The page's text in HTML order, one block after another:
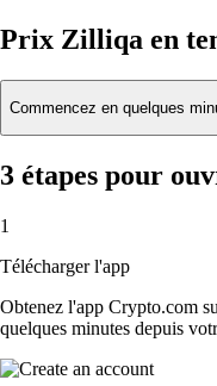
Prix Zilliqa en
Commencez en quelques
3 étapes pour
1
Télécharger l'app
Obtenez l'app Crypto.com
quelques minutes depuis